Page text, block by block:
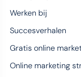
Werken bij
Succesverhalen
Gratis online
Online marketing